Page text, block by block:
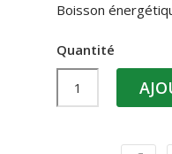
Boisson
Quantité